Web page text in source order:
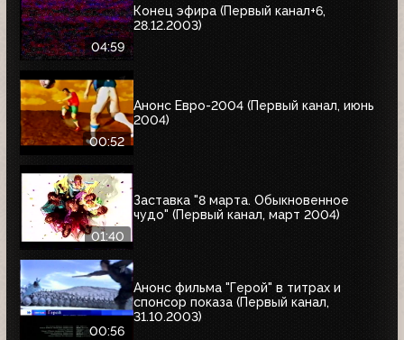
04:59
Конец эфира (Первый канал+6,
28.12.2003)
00:52
Анонс Евро-2004 (Первый канал, июнь
2004)
01:40
Заставка "8 марта. Обыкновенное
чудо" (Первый канал, март 2004)
00:56
Анонс фильма "Герой" в титрах и
спонсор показа (Первый канал,
31.10.2003)